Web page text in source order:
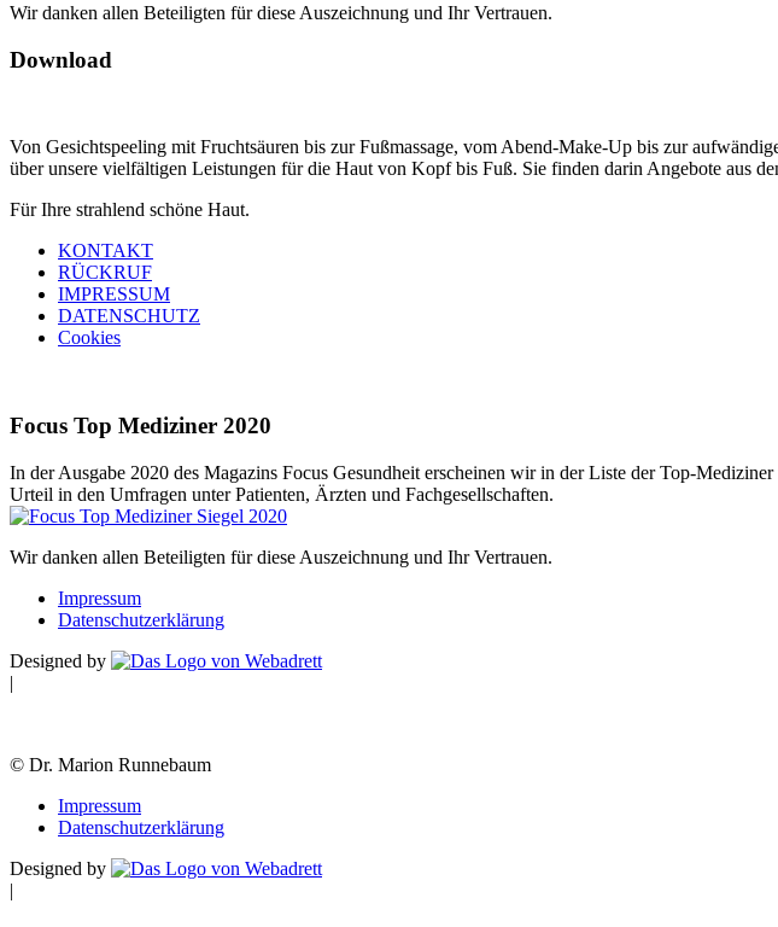
Wir danken allen Beteiligten für diese Auszeichnung und Ihr Vertrauen.
Download
Von Gesichtspeeling mit Fruchtsäuren bis zur Fußmassage, vom Abend-Make-Up bis zur
über unsere vielfältigen Leistungen für die Haut von Kopf bis Fuß. Sie finden darin Angebote aus
Für Ihre strahlend schöne Haut.
KONTAKT
RÜCKRUF
IMPRESSUM
DATENSCHUTZ
Cookies
Focus Top Mediziner 2020
In der Ausgabe 2020 des Magazins Focus Gesundheit erscheinen wir in der Liste der Top-
Urteil in den Umfragen unter Patienten, Ärzten und Fachgesellschaften.
Wir danken allen Beteiligten für diese Auszeichnung und Ihr Vertrauen.
Impressum
Datenschutzerklärung
Designed by
|
© Dr. Marion Runnebaum
Impressum
Datenschutzerklärung
Designed by
|